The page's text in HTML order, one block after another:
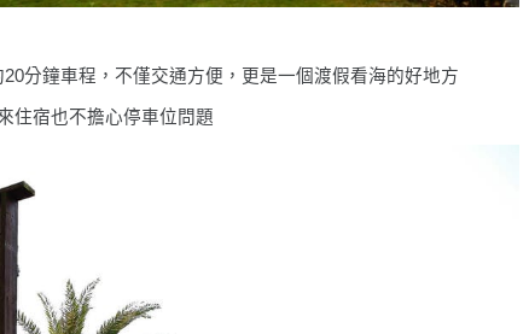
分鐘車程，不僅交通方便，更是一個渡假看海的好地方
住宿也不擔心停車位問題